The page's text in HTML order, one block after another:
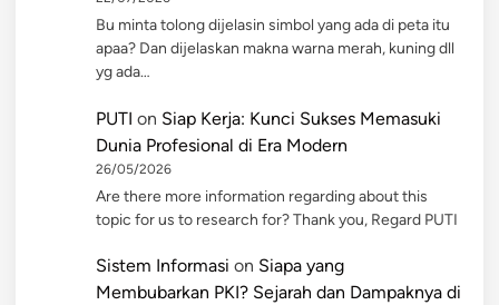
Bu minta tolong dijelasin simbol yang ada di peta itu
apaa? Dan dijelaskan makna warna merah, kuning dll
yg ada…
PUTI on Siap Kerja: Kunci Sukses Memasuki
Dunia Profesional di Era Modern
26/05/2026
Are there more information regarding about this
topic for us to research for? Thank you, Regard PUTI
Sistem Informasi on Siapa yang
Membubarkan PKI? Sejarah dan Dampaknya di